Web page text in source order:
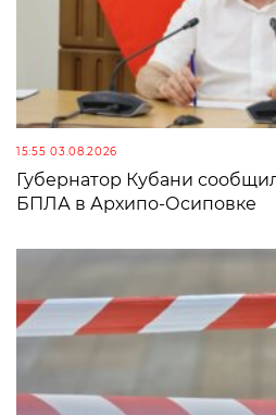
15:55 03.08.2026
Губернатор Кубани
БПЛА в Архипо-Осиповке